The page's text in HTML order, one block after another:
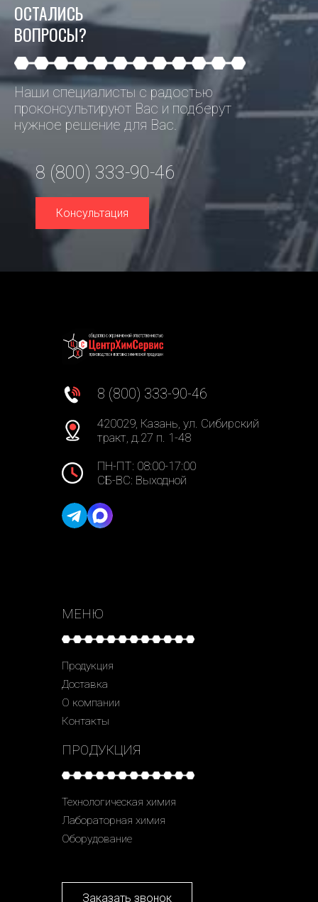
ОСТАЛИСЬ
ВОПРОСЫ?
Наши специалисты с радостью
проконсультируют Вас и подберут
нужное решение для Вас.
8 (800) 333-90-46
Консультация
8 (800) 333-90-46
420029, Казань, ул. Сибирский
тракт, д.27 п. 1-48
ПН-ПТ: 08:00-17:00
СБ-ВС: Выходной
МЕНЮ
Продукция
Доставка
О компании
Контакты
ПРОДУКЦИЯ
Технологическая химия
Лабораторная химия
Оборудование
Заказать звонок